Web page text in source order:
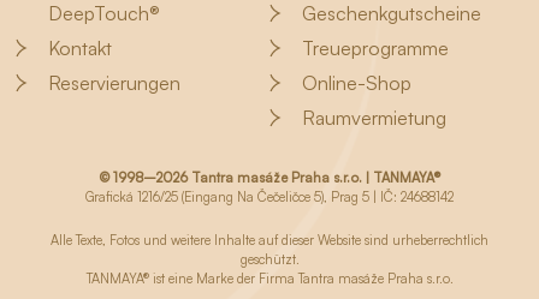
DeepTouch®
Kontakt
Reservierungen
Geschenkgutscheine
Treueprogramme
Online-Shop
Raumvermietung
© 1998–2026 Tantra masáže Praha s.r.o. | TANMAYA®
Grafická 1216/25 (Eingang Na Čečeličce 5), Prag 5 | IČ: 24688142
Alle Texte, Fotos und weitere Inhalte auf dieser Website sind urheberrechtlich
geschützt.
TANMAYA® ist eine Marke der Firma Tantra masáže Praha s.r.o.